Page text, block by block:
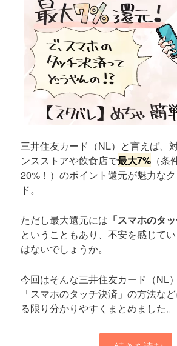
三井住友カード（NL）と言えば、
ンスストアや飲食店で最大7% （
20%！）のポイント還元が魅力な
ド。
ただし最大還元には 「スマホのタ
ということもあり、不安を感じて
はないでしょうか。
今回はそんな三井住友カード（NL
「スマホのタッチ決済」の方法な
る限り分かりやすくまとめました。